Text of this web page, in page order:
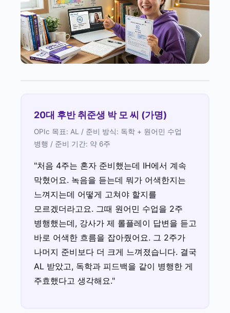
20대 후반 취준생 박 모 씨 (가명)
OPIc 목표: AL / 준비 방식: 독학 + 원어민 수업
병행 / 준비 기간: 약 6주
"처음 4주는 혼자 준비했는데 IH에서 계속
막혔어요. 녹음을 듣는데 뭐가 어색한지는
느껴지는데 어떻게 고쳐야 할지를
모르겠더라고요. 그때 원어민 수업을 2주
병행했는데, 강사가 제 롤플레이 답변을 듣고
바로 어색한 흐름을 잡아줬어요. 그 2주가
나머지 준비보다 더 크게 느껴졌습니다. 결국
AL 받았고, 독학과 피드백을 같이 병행한 게
주효했다고 생각해요."